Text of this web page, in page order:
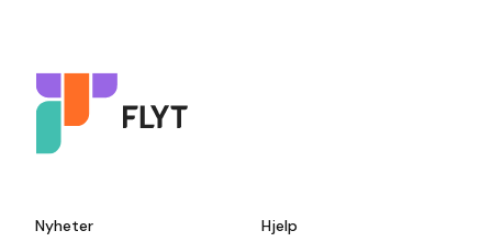
Nyheter
Hjelp